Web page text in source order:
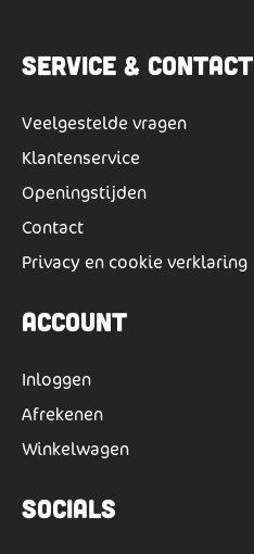
Service & Contact
Veelgestelde vragen
Klantenservice
Openingstijden
Contact
Privacy en cookie verklaring
Account
Inloggen
Afrekenen
Winkelwagen
Socials